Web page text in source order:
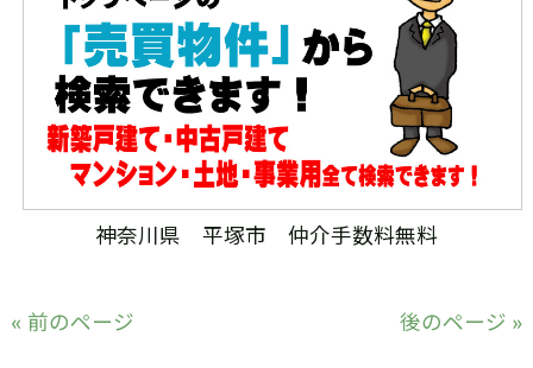
神奈川県 平塚市 仲介手数料無料
« 前のページ 後のページ »